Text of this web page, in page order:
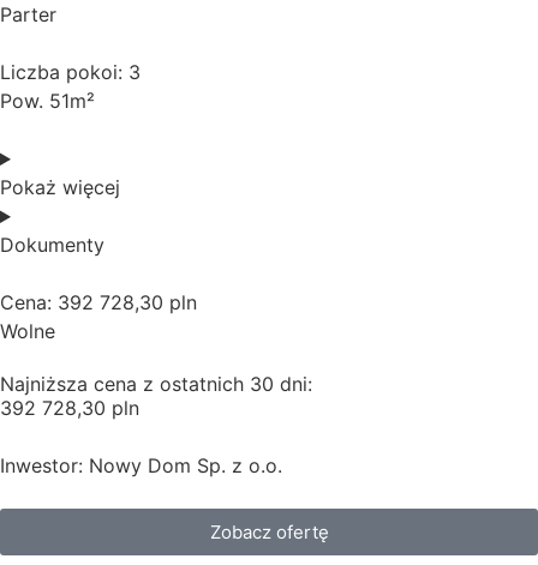
Parter
Liczba pokoi: 3
Pow. 51m²
Pokaż więcej
Dokumenty
Cena: 392 728,30 pln
Wolne
Najniższa cena z ostatnich 30 dni:
392 728,30 pln
Inwestor: Nowy Dom Sp. z o.o.
Zobacz ofertę